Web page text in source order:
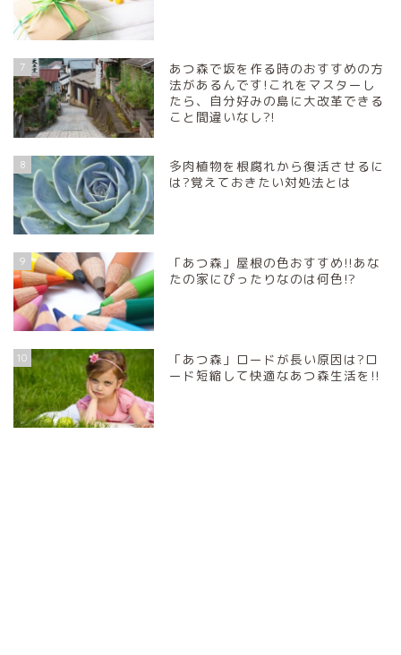
7
あつ森で坂を作る時のおすすめの方
法があるんです!これをマスターし
たら、自分好みの島に大改革できる
こと間違いなし?!
8
多肉植物を根腐れから復活させるに
は?覚えておきたい対処法とは
9
「あつ森」屋根の色おすすめ!!あな
たの家にぴったりなのは何色!?
10
「あつ森」ロードが長い原因は?ロ
ード短縮して快適なあつ森生活を!!